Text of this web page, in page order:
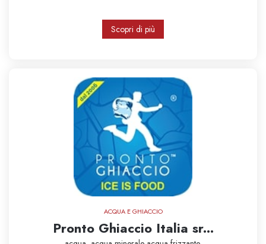
Scopri di più
ACQUA E GHIACCIO
Pronto Ghiaccio Italia sr...